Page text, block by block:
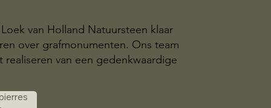
van Holland Natuursteen klaar
over grafmonumenten. Ons team
van een gedenkwaardige